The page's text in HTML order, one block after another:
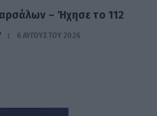
– Ήχησε το 112
6 ΑΥΓΟΎΣΤΟΥ 2026